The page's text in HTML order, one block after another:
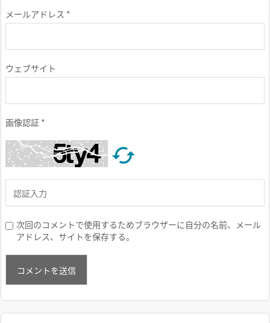
メールアドレス *
ウェブサイト
画像認証 *

次回のコメントで使用するためブラウザーに自分の名前、メール
アドレス、サイトを保存する。